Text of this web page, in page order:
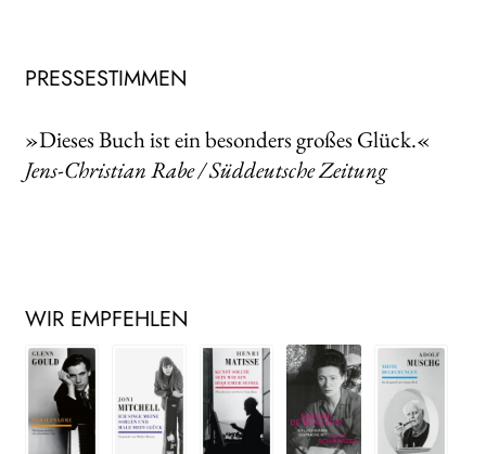
PRESSESTIMMEN
»Dieses Buch ist ein besonders großes Glück.«
Jens-Christian Rabe / Süddeutsche Zeitung
WIR EMPFEHLEN